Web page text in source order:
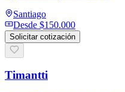
Santiago
Desde $150.000
Solicitar cotización
Timantti